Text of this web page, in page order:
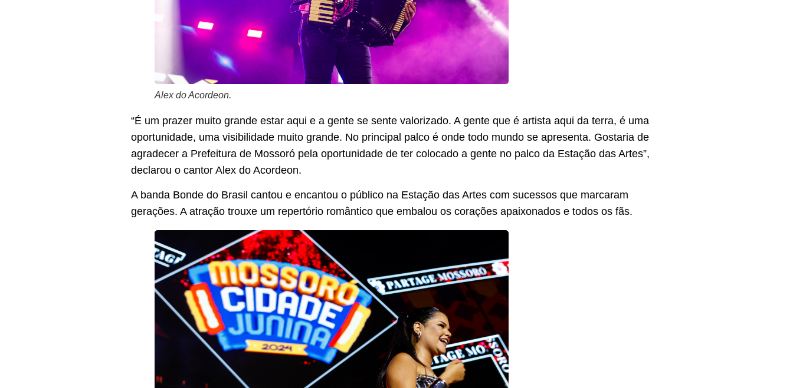
Alex do Acordeon.
“É um prazer muito grande estar aqui e a gente se sente valorizado. A gente que é artista aqui da terra, é uma
oportunidade, uma visibilidade muito grande. No principal palco é onde todo mundo se apresenta. Gostaria de
agradecer a Prefeitura de Mossoró pela oportunidade de ter colocado a gente no palco da Estação das Artes”,
declarou o cantor Alex do Acordeon.
A banda Bonde do Brasil cantou e encantou o público na Estação das Artes com sucessos que marcaram
gerações. A atração trouxe um repertório romântico que embalou os corações apaixonados e todos os fãs.